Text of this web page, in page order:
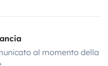
al momento della